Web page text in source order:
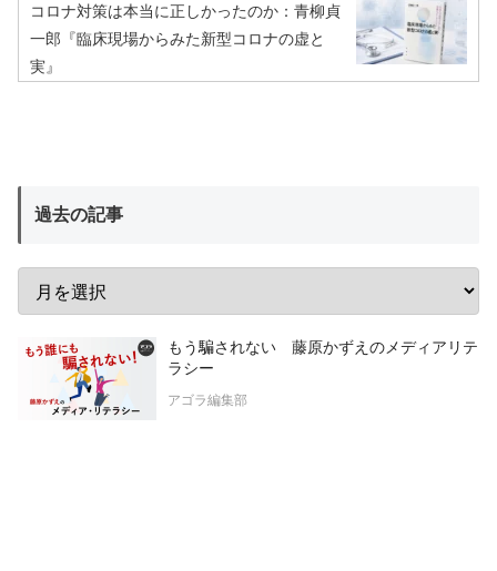
コロナ対策は本当に正しかったのか：青柳貞
一郎『臨床現場からみた新型コロナの虚と
実』
過去の記事
もう騙されない 藤原かずえのメディアリテ
ラシー
アゴラ編集部